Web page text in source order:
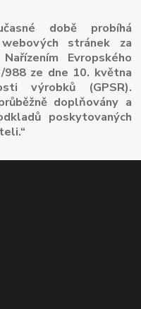
době probíhá
stránek za
Evropského
988 ze dne 10. května
výrobků (GPSR).
doplňovány a
poskytovaných